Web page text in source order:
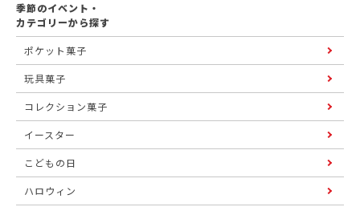
季節のイベント・
カテゴリーから探す
ポケット菓子
玩具菓子
コレクション菓子
イースター
こどもの日
ハロウィン